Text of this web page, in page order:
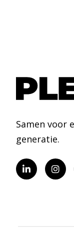
Samen voor
generatie.